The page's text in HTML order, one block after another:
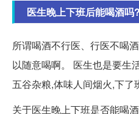
医生晚上下班后能喝酒吗?
所谓喝酒不行医、行医不喝
以随意喝啊。 医生也是要生
五谷杂粮,体味人间烟火,下了
关于医生晚上下班是否能喝